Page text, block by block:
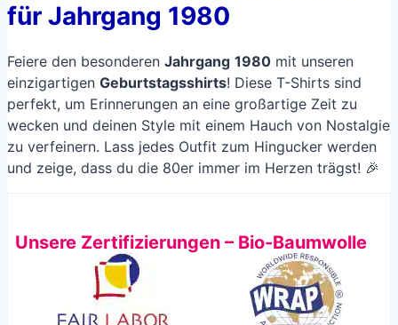
für Jahrgang 1980
Feiere den besonderen Jahrgang 1980 mit unseren
einzigartigen Geburtstagsshirts! Diese T-Shirts sind
perfekt, um Erinnerungen an eine großartige Zeit zu
wecken und deinen Style mit einem Hauch von Nostalgie
zu verfeinern. Lass jedes Outfit zum Hingucker werden
und zeige, dass du die 80er immer im Herzen trägst! 🎉
Unsere Zertifizierungen – Bio-Baumwolle